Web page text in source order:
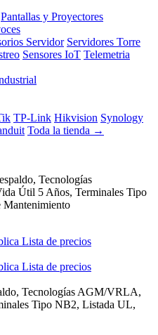
Pantallas y Proyectores
Servidor Servidores Torre
Sensores IoT Telemetria
TP-Link Hikvision Synology
Toda la tienda →
Tecnologías
Útil 5 Años, Terminales Tipo
Lista de precios
Lista de precios